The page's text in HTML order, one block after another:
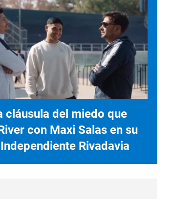
cláusula del miedo que
con Maxi Salas en su
Rivadavia